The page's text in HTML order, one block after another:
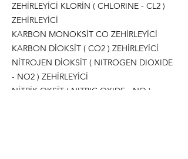
ZEHİRLEYİCİ KLORİN ( CHLORINE - CL2 )
ZEHİRLEYİCİ
KARBON MONOKSİT CO ZEHİRLEYİCİ
KARBON DİOKSİT ( CO2 ) ZEHİRLEYİCİ
NİTROJEN DİOKSİT ( NITROGEN DIOXIDE
- NO2 ) ZEHİRLEYİCİ
NİTRİK OKSİT ( NITRIC OXIDE - NO )